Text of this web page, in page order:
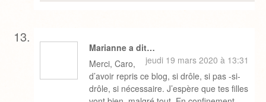
Marianne a dit…
jeudi 19 mars 2020 à 13:31
Merci, Caro,
d’avoir repris ce blog, si drôle, si pas -si-
drôle, si nécessaire. J’espère que tes filles